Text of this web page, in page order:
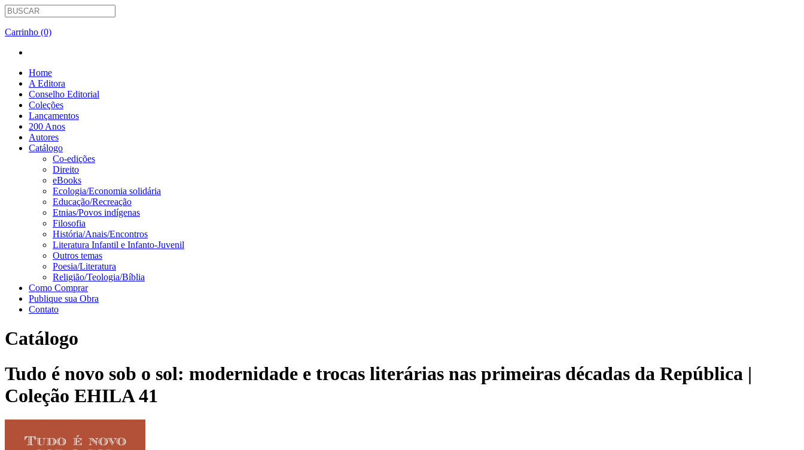
Carrinho (0)
Home
A Editora
Conselho Editorial
Coleções
Lançamentos
200 Anos
Autores
Catálogo
Co-edições
Direito
eBooks
Ecologia/Economia solidária
Educação/Recreação
Etnias/Povos indígenas
Filosofia
História/Anais/Encontros
Literatura Infantil e Infanto-Juvenil
Outros temas
Poesia/Literatura
Religião/Teologia/Bíblia
Como Comprar
Publique sua Obra
Contato
Catálogo
Tudo é novo sob o sol: modernidade e trocas literárias nas primeiras décadas da República |
Coleção EHILA 41